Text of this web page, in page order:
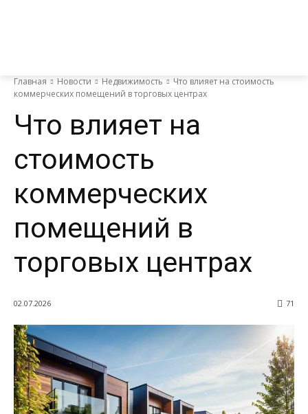
Главная Новости Недвижимость
Что влияет на стоимость
коммерческих помещений в торговых центрах
Что влияет на
стоимость
коммерческих
помещений в
торговых центрах
02.07.2026 71